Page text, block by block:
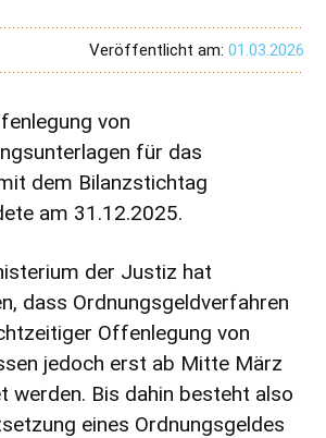
Veröffentlicht am: 01.03.2026
von
für das
dem Bilanzstichtag
am 31.12.2025.
der Justiz hat
dass Ordnungsgeldverfahren
Offenlegung von
jedoch erst ab Mitte März
werden. Bis dahin besteht also
eines Ordnungsgeldes